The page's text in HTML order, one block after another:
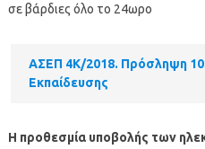
σε βάρδιες όλο το 24ωρο
ΑΣΕΠ 4Κ/2018. Πρόσληψη
Εκπαίδευσης
Η προθεσμία υποβολής των